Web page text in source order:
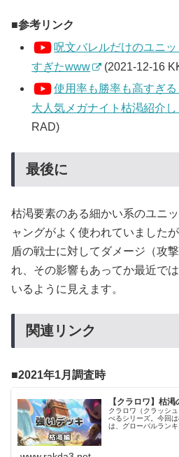
参考リンク
呪文バレルだけのユニ
すぎたwww
(2021-12-16
使用率も勝率も高すぎ
大人気メガナイト枯渇紹介し
RAD)
最後に
枯渇要素のある細かい系のユニ
ャングがよく使われていましたが
盾の戦士に対してダメージ（攻
れ、その影響もあってか最近で
いるように見えます。
関連リンク
2021年1月調査時
【クラロワ】枯
クラロワ（クラッシ
べるシリーズ。今回
は、グローバルラン